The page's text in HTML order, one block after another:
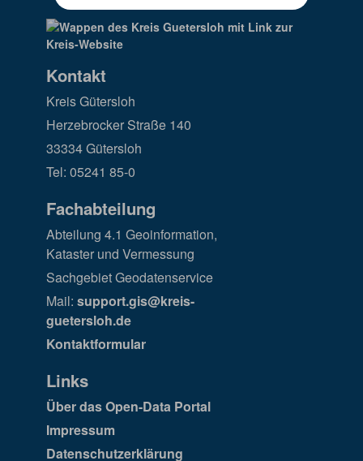
Kontakt
Kreis Gütersloh
Herzebrocker Straße 140
33334 Gütersloh
Tel: 05241 85-0
Fachabteilung
Abteilung 4.1 Geoinformation,
Kataster und Vermessung
Sachgebiet Geodatenservice
Mail: support.gis@kreis-
guetersloh.de
Kontaktformular
Links
Über das Open-Data Portal
Impressum
Datenschutzerklärung